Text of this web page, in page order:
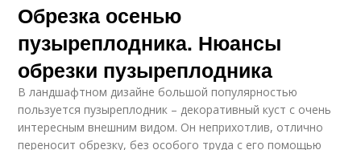
Обрезка осенью
пузыреплодника. Нюансы
обрезки пузыреплодника
В ландшафтном дизайне большой популярностью
пользуется пузыреплодник – декоративный куст с очень
интересным внешним видом. Он неприхотлив, отлично
переносит обрезку, без особого труда с его помощью